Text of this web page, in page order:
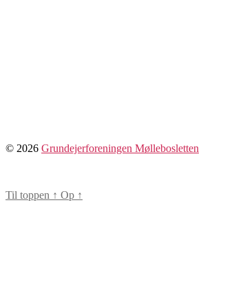
© 2026 Grundejerforeningen Møllebosletten
Til toppen ↑ Op ↑